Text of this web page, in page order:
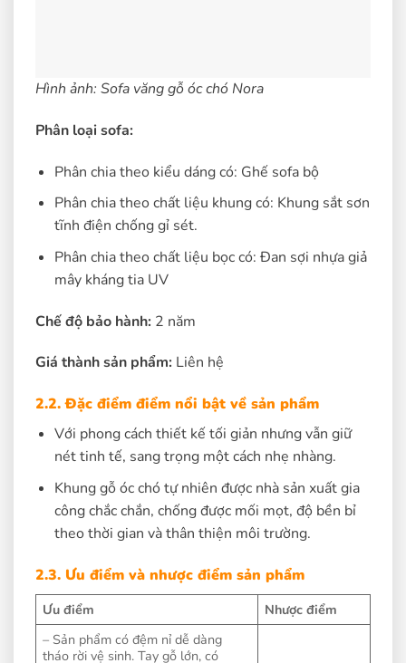
Hình ảnh: Sofa văng gỗ óc chó Nora
Phân loại sofa:
Phân chia theo kiểu dáng có: Ghế sofa bộ
Phân chia theo chất liệu khung có: Khung sắt sơn
tĩnh điện chống gỉ sét.
Phân chia theo chất liệu bọc có: Đan sợi nhựa giả
mây kháng tia UV
Chế độ bảo hành: 2 năm
Giá thành sản phẩm: Liên hệ
2.2. Đặc điểm điểm nổi bật về sản phẩm
Với phong cách thiết kế tối giản nhưng vẫn giữ
nét tinh tế, sang trọng một cách nhẹ nhàng.
Khung gỗ óc chó tự nhiên được nhà sản xuất gia
công chắc chắn, chống được mối mọt, độ bền bỉ
theo thời gian và thân thiện môi trường.
2.3. Ưu điểm và nhược điểm sản phẩm
Ưu điểm
Nhược điểm
– Sản phẩm có đệm nỉ dễ dàng
tháo rời vệ sinh. Tay gỗ lớn, có